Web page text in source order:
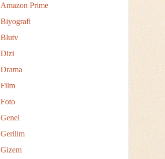
Amazon Prime
Biyografi
Blutv
Dizi
Drama
Film
Foto
Genel
Gerilim
Gizem